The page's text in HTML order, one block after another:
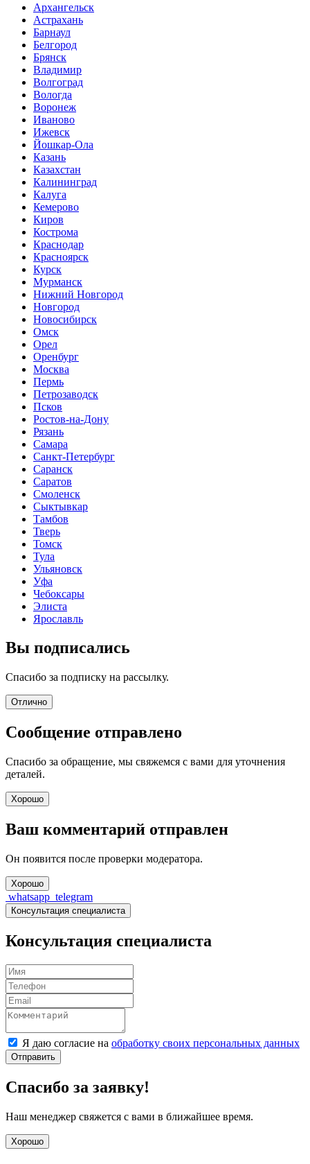
Архангельск
Астрахань
Барнаул
Белгород
Брянск
Владимир
Волгоград
Вологда
Воронеж
Иваново
Ижевск
Йошкар-Ола
Казань
Казахстан
Калининград
Калуга
Кемерово
Киров
Кострома
Краснодар
Красноярск
Курск
Мурманск
Нижний Новгород
Новгород
Новосибирск
Омск
Орел
Оренбург
Москва
Пермь
Петрозаводск
Псков
Ростов-на-Дону
Рязань
Самара
Санкт-Петербург
Саранск
Саратов
Смоленск
Сыктывкар
Тамбов
Тверь
Томск
Тула
Ульяновск
Уфа
Чебоксары
Элиста
Ярославль
Вы подписались
Спасибо за подписку на рассылку.
Отлично
Сообщение отправлено
Спасибо за обращение, мы свяжемся с вами для уточнения
деталей.
Хорошо
Ваш комментарий отправлен
Он появится после проверки модератора.
Хорошо
whatsapp telegram
Консультация специалиста
Консультация специалиста
Я даю согласие на обработку своих персональных данных
Отправить
Спасибо за заявку!
Наш менеджер свяжется с вами в ближайшее время.
Хорошо